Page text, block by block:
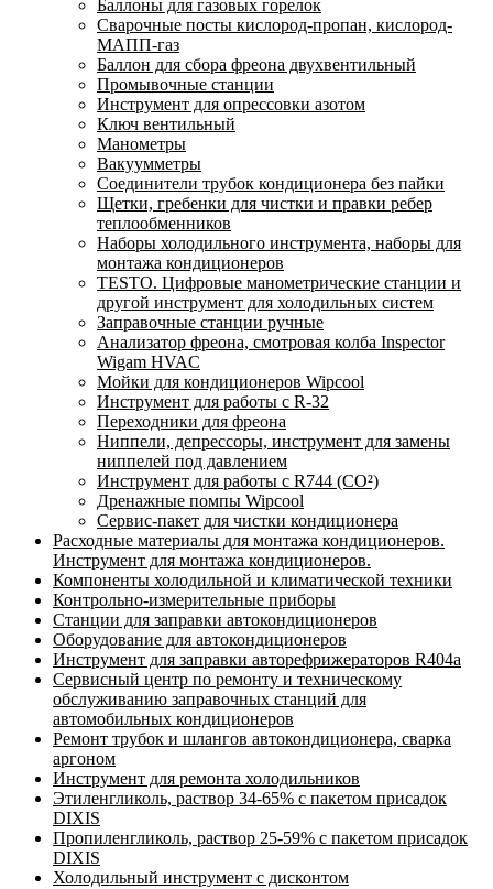
Баллоны для газовых горелок
Сварочные посты кислород-пропан, кислород-
МАПП-газ
Баллон для сбора фреона двухвентильный
Промывочные станции
Инструмент для опрессовки азотом
Ключ вентильный
Манометры
Вакуумметры
Соединители трубок кондиционера без пайки
Щетки, гребенки для чистки и правки ребер
теплообменников
Наборы холодильного инструмента, наборы для
монтажа кондиционеров
TESTO. Цифровые манометрические станции и
другой инструмент для холодильных систем
Заправочные станции ручные
Анализатор фреона, смотровая колба Inspector
Wigam HVAC
Мойки для кондиционеров Wipcool
Инструмент для работы с R-32
Переходники для фреона
Ниппели, депрессоры, инструмент для замены
ниппелей под давлением
Инструмент для работы с R744 (CO²)
Дренажные помпы Wipcool
Сервис-пакет для чистки кондиционера
Расходные материалы для монтажа кондиционеров.
Инструмент для монтажа кондиционеров.
Компоненты холодильной и климатической техники
Контрольно-измерительные приборы
Станции для заправки автокондиционеров
Оборудование для автокондиционеров
Инструмент для заправки авторефрижераторов R404a
Сервисный центр по ремонту и техническому
обслуживанию заправочных станций для
автомобильных кондиционеров
Ремонт трубок и шлангов автокондиционера, сварка
аргоном
Инструмент для ремонта холодильников
Этиленгликоль, раствор 34-65% с пакетом присадок
DIXIS
Пропиленгликоль, раствор 25-59% с пакетом присадок
DIXIS
Холодильный инструмент с дисконтом